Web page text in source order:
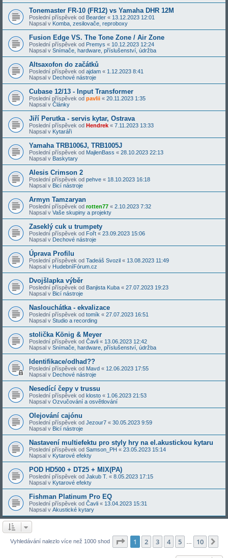
Tonemaster FR-10 (FR12) vs Yamaha DHR 12M
Poslední příspěvek od Bearder « 13.12.2023 12:01
Napsal v Komba, zesilovače, reproboxy
Fusion Edge VS. The Tone Zone / Air Zone
Poslední příspěvek od Premys « 10.12.2023 12:24
Napsal v Snímače, hardware, příslušenství, údržba
Altsaxofon do začátků
Poslední příspěvek od ajdam « 1.12.2023 8:41
Napsal v Dechové nástroje
Cubase 12/13 - Input Transformer
Poslední příspěvek od pavlii « 20.11.2023 1:35
Napsal v Články
Jiří Perutka - servis kytar, Ostrava
Poslední příspěvek od Hendrek « 7.11.2023 13:33
Napsal v Kytaráři
Yamaha TRB1006J, TRB1005J
Poslední příspěvek od MajlenBass « 28.10.2023 22:13
Napsal v Baskytary
Alesis Crimson 2
Poslední příspěvek od pehve « 18.10.2023 16:18
Napsal v Bicí nástroje
Armyn Tamzaryan
Poslední příspěvek od rotten77 « 2.10.2023 7:32
Napsal v Vaše skupiny a projekty
Zaseklý cuk u trumpety
Poslední příspěvek od Fořt « 23.09.2023 15:06
Napsal v Dechové nástroje
Úprava Profilu
Poslední příspěvek od Tadeáš Svozil « 13.08.2023 11:49
Napsal v HudebníFórum.cz
Dvojšlapka výběr
Poslední příspěvek od Banjista Kuba « 27.07.2023 19:23
Napsal v Bicí nástroje
Naslouchátka - ekvalizace
Poslední příspěvek od tomík « 27.07.2023 16:51
Napsal v Studio a recording
stolička König & Meyer
Poslední příspěvek od Čavli « 13.06.2023 12:42
Napsal v Snímače, hardware, příslušenství, údržba
Identifikace/odhad??
Poslední příspěvek od Mavd « 12.06.2023 17:55
Napsal v Dechové nástroje
Nesedící čepy v trussu
Poslední příspěvek od klosto « 1.06.2023 21:53
Napsal v Ozvučování a osvětlování
Olejování cajónu
Poslední příspěvek od Jezour7 « 30.05.2023 9:59
Napsal v Bicí nástroje
Nastavení multiefektu pro styly hry na el.akustickou kytaru
Poslední příspěvek od Samson_PH « 23.05.2023 15:14
Napsal v Kytarové efekty
POD HD500 + DT25 + MIX(PA)
Poslední příspěvek od Jakub T. « 8.05.2023 17:15
Napsal v Kytarové efekty
Fishman Platinum Pro EQ
Poslední příspěvek od Čavli « 13.04.2023 15:31
Napsal v Akustické kytary
Vyhledávání nalezlo více než 1000 shod Stránka z 10
1 2 3 4 5 10